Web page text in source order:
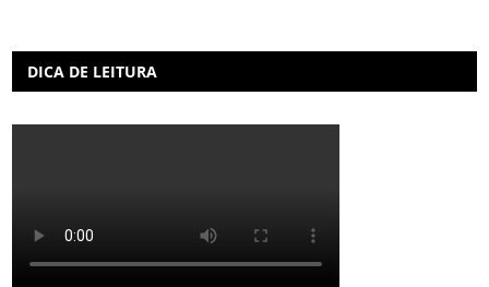
DICA DE LEITURA